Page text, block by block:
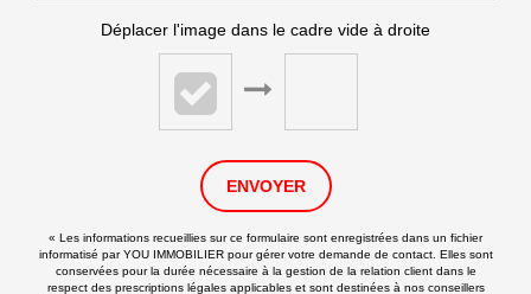
Déplacer l'image dans le cadre vide à droite
ENVOYER
« Les informations recueillies sur ce formulaire sont enregistrées dans un fichier
informatisé par YOU IMMOBILIER pour gérer votre demande de contact. Elles sont
conservées pour la durée nécessaire à la gestion de la relation client dans le
respect des prescriptions légales applicables et sont destinées à nos conseillers